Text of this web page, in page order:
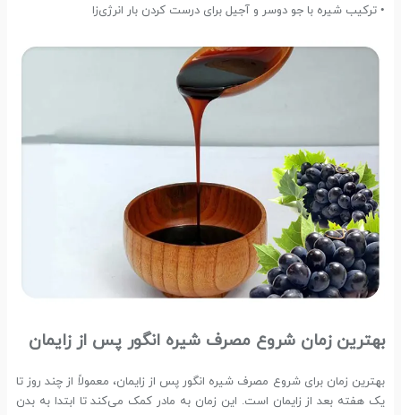
• ترکیب شیره با جو دوسر و آجیل برای درست کردن بار انرژی‌زا
بهترین زمان شروع مصرف شیره انگور پس از زایمان
بهترین زمان برای شروع مصرف شیره انگور پس از زایمان، معمولاً از چند روز تا
یک هفته بعد از زایمان است. این زمان به مادر کمک می‌کند تا ابتدا به بدن